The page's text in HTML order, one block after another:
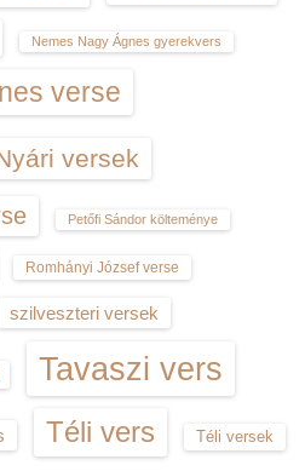
Nemes Nagy Ágnes gyerekvers
verse
versek
Petőfi Sándor költeménye
Romhányi József verse
szilveszteri versek
Tavaszi vers
Téli vers Téli versek